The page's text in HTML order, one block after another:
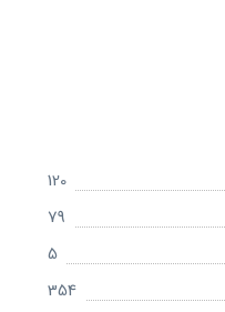
120
79
5
354